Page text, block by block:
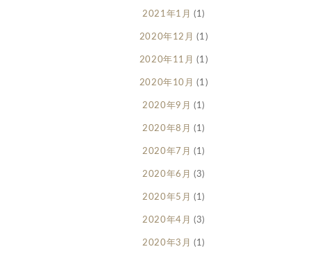
2021年1月 (1)
2020年12月 (1)
2020年11月 (1)
2020年10月 (1)
2020年9月 (1)
2020年8月 (1)
2020年7月 (1)
2020年6月 (3)
2020年5月 (1)
2020年4月 (3)
2020年3月 (1)